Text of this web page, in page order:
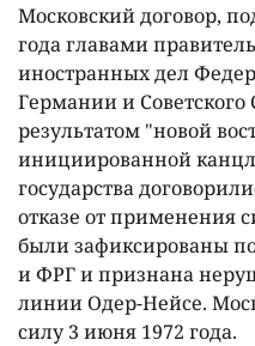
Московский договор,
года главами
иностранных дел
Германии и
результатом "новой
инициированной
государства
отказе от применения
были зафиксированы
и ФРГ и признана
линии Одер-Нейсе.
силу 3 июня 1972 года.